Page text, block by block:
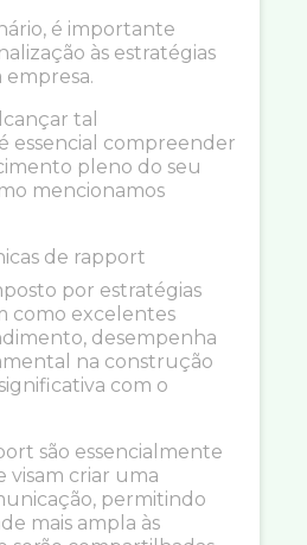
é importante
às estratégias
empresa.
tal
essencial compreender
pleno do seu
mencionamos
de rapport
por estratégias
como excelentes
desempenha
na construção
com o
são essencialmente
visam criar uma
permitindo
mais ampla às